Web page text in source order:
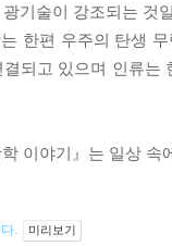
기술이 강조되는 것
한편 우주의 탄생
되고 있으며 인류
학 이야기』는 일상
. 미리보기